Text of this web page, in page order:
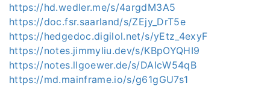
https://hd.wedler.me/s/4argdM3A5
https://doc.fsr.saarland/s/ZEjy_DrT5e
https://hedgedoc.digilol.net/s/yEtz_4exyF
https://notes.jimmyliu.dev/s/KBpOYQHI9
https://notes.llgoewer.de/s/DAIcW54qB
https://md.mainframe.io/s/g61gGU7s1